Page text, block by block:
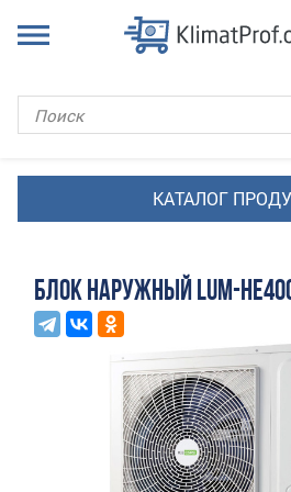
БЛОК НАРУЖНЫЙ LUM-